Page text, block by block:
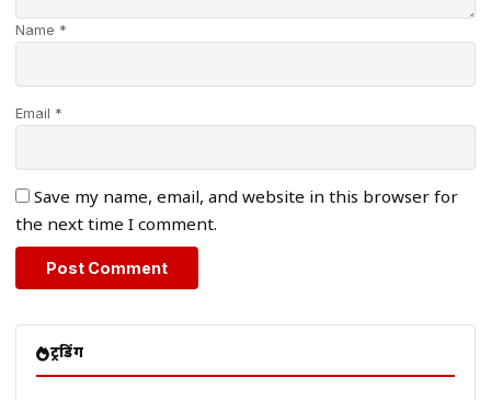
Name *
Email *
Save my name, email, and website in this browser for
the next time I comment.
ट्रेंडिंग